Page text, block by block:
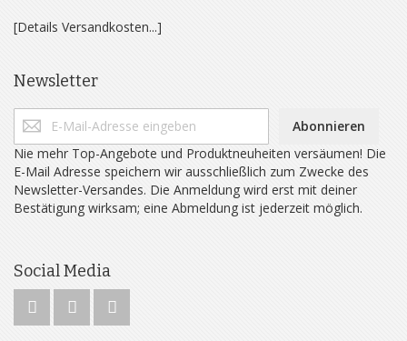
[Details Versandkosten...]
Newsletter
Abonnieren
Nie mehr Top-Angebote und Produktneuheiten versäumen! Die
E-Mail Adresse speichern wir ausschließlich zum Zwecke des
Newsletter-Versandes. Die Anmeldung wird erst mit deiner
Bestätigung wirksam; eine Abmeldung ist jederzeit möglich.
Social Media